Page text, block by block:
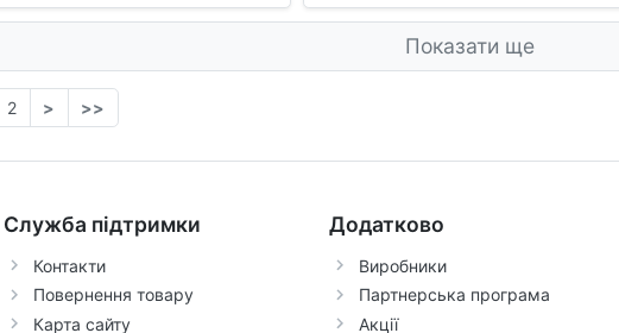
Показати ще
2 > >>
Служба підтримки
Контакти
Повернення товару
Карта сайту
Додатково
Виробники
Партнерська програма
Акції